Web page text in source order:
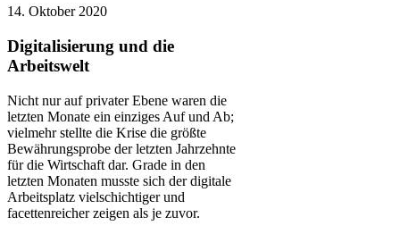
14. Oktober 2020
Digitalisierung und die
Arbeitswelt
Nicht nur auf privater Ebene waren die
letzten Monate ein einziges Auf und Ab;
vielmehr stellte die Krise die größte
Bewährungsprobe der letzten Jahrzehnte
für die Wirtschaft dar. Grade in den
letzten Monaten musste sich der digitale
Arbeitsplatz vielschichtiger und
facettenreicher zeigen als je zuvor.